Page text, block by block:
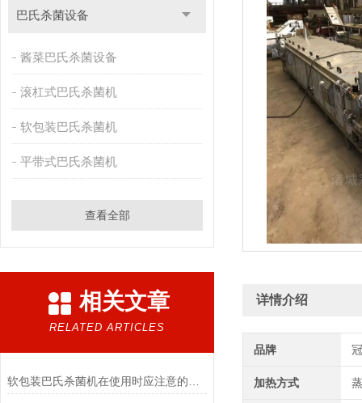
巴氏杀菌设备
酱菜巴氏杀菌设备
滚杠式巴氏杀菌机
软包装巴氏杀菌机
平带式巴氏杀菌机
查看全部
相关文章
RELATED ARTICLES
详情介绍
品牌
加热方式